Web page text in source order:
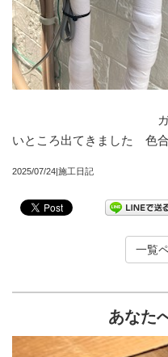
ガス室外機取
いところ出てきました 色
2025/07/24|施工日記
一覧
あなた